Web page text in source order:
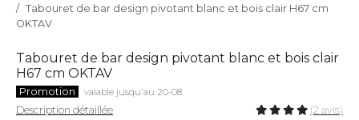
Tabouret de bar design pivotant blanc et bois clair H67 cm
OKTAV
Tabouret de bar design pivotant blanc et bois clair
H67 cm OKTAV
Promotion valable jusqu'au 20-08
Description détaillée (2 avis)